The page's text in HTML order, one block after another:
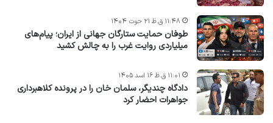
طوفان حمایت ستارگان جهانی از ایران؛ پیام‌های
میلیاردی روایت غرب را به چالش کشید
۱۱:۴۸ ق.ظ ۲۱ حوت ۱۴۰۴
دادگاه چندیگر، سلمان خان را در پرونده کلاهبرداری
جواهرات احضار کرد
۱۱:۰۱ ق.ظ ۱۶ اسد ۱۴۰۵